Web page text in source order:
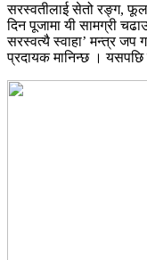
सरस्वतीलाई सेतो रङ्ग,
दिन पूजामा यी सामग्री
सरस्वत्यै स्वाहा’ मन्त्र जप
प्रदायक मानिन्छ ।